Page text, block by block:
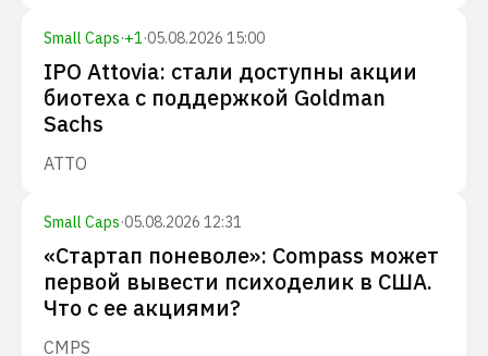
Small Caps·+1·05.08.2026 15:00
IPO Attovia: стали доступны акции
биотеха с поддержкой Goldman
Sachs
ATTO
Small Caps·05.08.2026 12:31
«Стартап поневоле»: Compass может
первой вывести психоделик в США.
Что с ее акциями?
CMPS